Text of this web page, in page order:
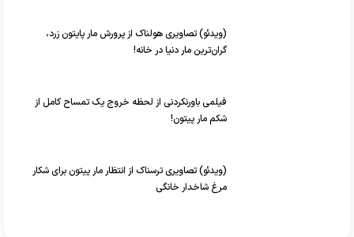
(ویدئو) تصاویری هولناک از پرورش مار پایتون زرد،
گران‌ترین مار دنیا در خانه!
فیلمی باورنکردنی از لحظه خروج یک تمساح کامل از
شکم مار پیتون!
(ویدئو) تصاویری ترسناک از انتظار مار پیتون برای شکار
مرغ شاخدار خانگی